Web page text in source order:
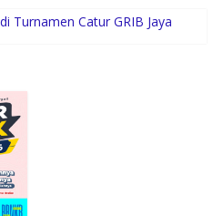
Turnamen Catur GRIB Jaya
POS untuk Operasional
Warga Medan Tembung, Rico
Gedung Kesenian
IV Regional VII Dukung
Aparatur Perkebunan Lewat